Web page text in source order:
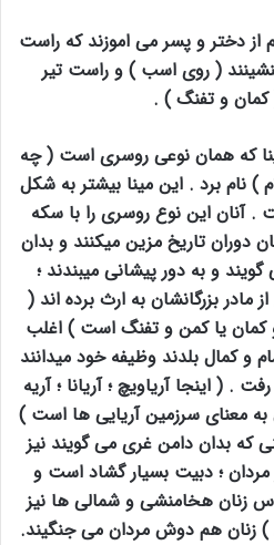
از دختر و پسر می اموزند که راست
( روی اسب ) و راست تیر
( کمان و تفنگ ) .
که همان نوعی روسری است ( چه
) نام برد . این مینا بیشتر به شکل
. آنان این نوع روسری را با سکه
دوران تاریخ مزین میکنند و بدان
و به دور پیشانی میبندند ؛
مادر بزرگانشان به ارث برده اند (
کمان یا کمن و تفنگ است ) اغلب
و کمال بلدند وظیفه خود میدانند
. ( اینجا آریاویچ ؛ آریانا ؛ آریه
به معنای سرزمین آریایی ها است )
که بدان دامن غری می گویند نیز
مردان ؛ دبیت بسیار گشاد است و
زنان هخامنشی و شمالی ها نیز
زنان هم دوش مردان می جنگیند.